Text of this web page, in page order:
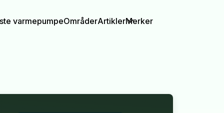
varmepumpeOmråderArtiklerMerker